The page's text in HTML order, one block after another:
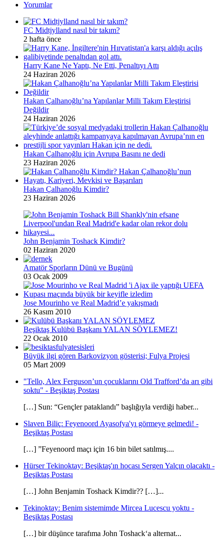
Yorumlar
FC Midtjylland nasıl bir takım?
2 hafta önce
Harry Kane Ne Yaptı, Ne Etti, Penaltıyı Attı
24 Haziran 2026
Hakan Çalhanoğlu’na Yapılanlar Milli Takım Eleştirisi
Değildir
24 Haziran 2026
Hakan Çalhanoğlu için Avrupa Basını ne dedi
23 Haziran 2026
Hakan Çalhanoğlu Kimdir?
23 Haziran 2026
John Benjamin Toshack Kimdir?
02 Haziran 2020
Amatör Sporların Dünü ve Bugünü
03 Ocak 2009
Jose Mourinho ve Real Madrid’e yakışmadı
26 Kasım 2010
Beşiktaş Kulübü Başkanı YALAN SÖYLEMEZ!
22 Ocak 2010
Büyük ilgi gören Barkovizyon gösterisi; Fulya Projesi
05 Mart 2009
"Tello, Alex Ferguson’un çocuklarını Old Trafford’da arı gibi
soktu" - Beşiktaş Postası
[…] Sun: “Gençler pataklandı” başlığıyla verdiği haber...
Slaven Biliç: Feyenoord Ayasofya'yı görmeye gelmedi! -
Beşiktaş Postası
[…] ”Feyenoord maçı için 16 bin bilet satılmış....
Hürser Tekinoktay: Beşiktaş'ın hocası Sergen Yalçın olacaktı -
Beşiktaş Postası
[…] John Benjamin Toshack Kimdir?? […]...
Tekinoktay: Benim sistemimde Mircea Lucescu yoktu -
Beşiktaş Postası
[…] bir düşünce tarafıma John Toshack‘a alternat...